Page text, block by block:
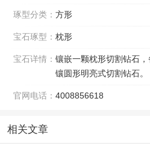
琢型分类： 方形
宝石琢型： 枕形
宝石详情： 镶嵌一颗枕形切割钻石
镶圆形明亮式切割钻石。
官网电话： 4008856618
相关文章